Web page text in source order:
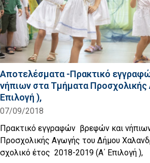
Aποτελέσματα -Πρακτικό
νήπιων στα Τμήματα Προσχολικής
Επιλογή ),
07/09/2018
Πρακτικό εγγραφών βρεφών και
Προσχολικής Αγωγής του Δήμου
σχολικό έτος 2018-2019 (Α΄ Επιλογή ),